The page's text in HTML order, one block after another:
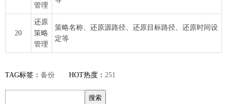
管理
20
还原
策略
管理
策略名称、还原源路径、还原目标路径、还原时间设
定等
TAG标签： 备份 HOT热度： 251